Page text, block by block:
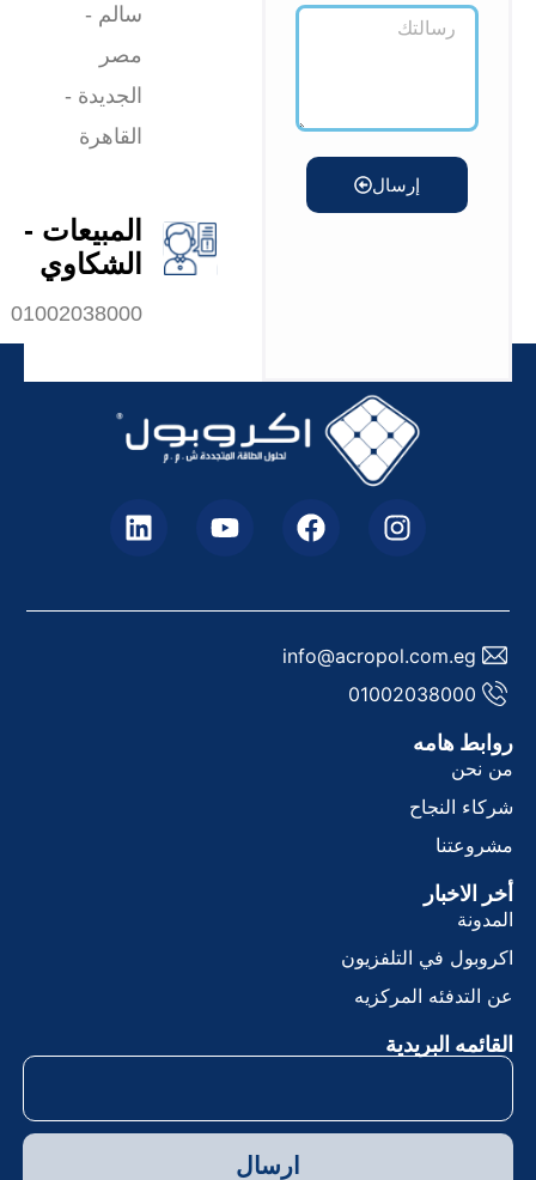
إرسال
سالم -
مصر
الجديدة -
القاهرة
المبيعات -
الشكاوي
01002038000
info@acropol.com.eg
01002038000
هامه
نحن
النجاح
الاخبار
في التلفزيون
التدفئه المركزيه
البريدية
ارسال